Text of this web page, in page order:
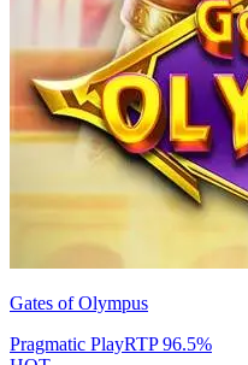
Gates of Olympus
Pragmatic PlayRTP96.5%